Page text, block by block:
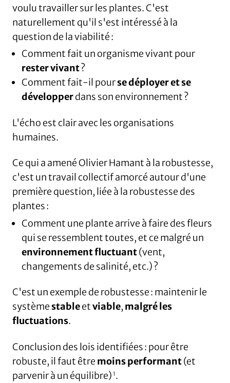
voulu travailler sur les plantes. C'est
naturellement qu'il s'est intéressé à la
question de la viabilité :
Comment fait un organisme vivant pour
rester vivant?
Comment fait-il pourse déployer et se
développerdans son environnement ?
L'écho est clair avec les organisations
humaines.
Ce qui a amené Olivier Hamant à la robustesse,
c'est un travail collectif amorcé autour d'une
première question, liée à la robustesse des
plantes :
Comment une plante arrive à faire des fleurs
qui se ressemblent toutes, et ce malgré un
environnement fluctuant(vent,
changements de salinité, etc.) ?
C'est un exemple de robustesse : maintenir le
systèmestableetviable, malgré les
fluctuations.
Conclusion des lois identifiées : pour être
robuste, il faut être moins performant(et
parvenir à un équilibre) 1 .